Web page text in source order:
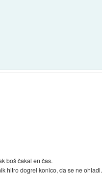
boš čakal en čas.
hitro dogrel konico, da se ne ohladi.